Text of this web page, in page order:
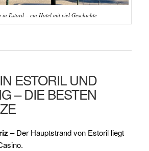
in Estoril – ein Hotel mit viel Geschichte
ESTORIL UND
– DIE BESTEN
– Der Hauptstrand von Estoril liegt